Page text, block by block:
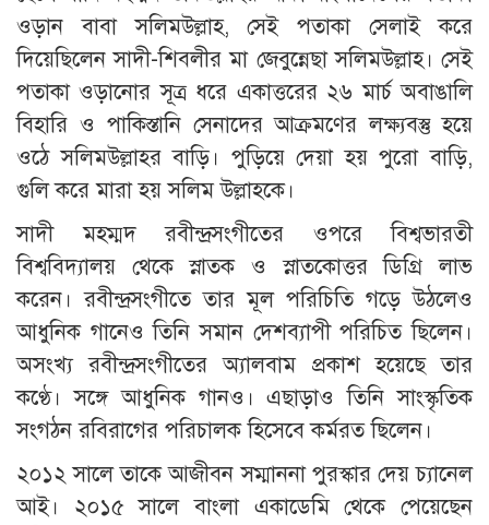
ওড়ান বাবা সলিমউল্লাহ, সেই পতাকা সেলাই করে
দিয়েছিলেন সাদী-শিবলীর মা জেবুন্নেছা সলিমউল্লাহ। সেই
পতাকা ওড়ানোর সূত্র ধরে একাত্তরের ২৬ মার্চ অবাঙালি
বিহারি ও পাকিস্তানি সেনাদের আক্রমণের লক্ষ্যবস্তু হয়ে
ওঠে সলিমউল্লাহর বাড়ি। পুড়িয়ে দেয়া হয় পুরো বাড়ি,
গুলি করে মারা হয় সলিম উল্লাহকে।
সাদী মহম্মদ রবীন্দ্রসংগীতের ওপরে বিশ্বভারতী
বিশ্ববিদ্যালয় থেকে স্নাতক ও স্নাতকোত্তর ডিগ্রি লাভ
করেন। রবীন্দ্রসংগীতে তার মূল পরিচিতি গড়ে উঠলেও
আধুনিক গানেও তিনি সমান দেশব্যাপী পরিচিত ছিলেন।
অসংখ্য রবীন্দ্রসংগীতের অ্যালবাম প্রকাশ হয়েছে তার
কণ্ঠে। সঙ্গে আধুনিক গানও। এছাড়াও তিনি সাংস্কৃতিক
সংগঠন রবিরাগের পরিচালক হিসেবে কর্মরত ছিলেন।
২০১২ সালে তাকে আজীবন সম্মাননা পুরস্কার দেয় চ্যানেল
আই। ২০১৫ সালে বাংলা একাডেমি থেকে পেয়েছেন